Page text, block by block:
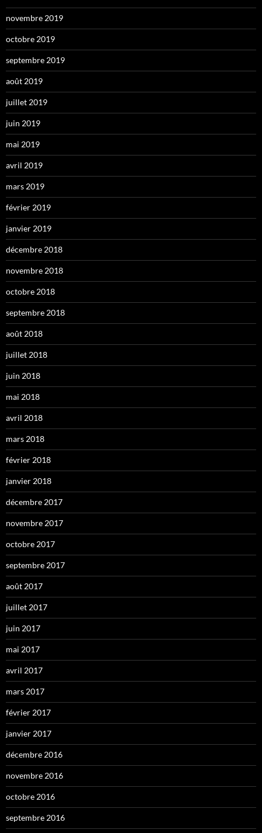
novembre 2019
octobre 2019
septembre 2019
août 2019
juillet 2019
juin 2019
mai 2019
avril 2019
mars 2019
février 2019
janvier 2019
décembre 2018
novembre 2018
octobre 2018
septembre 2018
août 2018
juillet 2018
juin 2018
mai 2018
avril 2018
mars 2018
février 2018
janvier 2018
décembre 2017
novembre 2017
octobre 2017
septembre 2017
août 2017
juillet 2017
juin 2017
mai 2017
avril 2017
mars 2017
février 2017
janvier 2017
décembre 2016
novembre 2016
octobre 2016
septembre 2016